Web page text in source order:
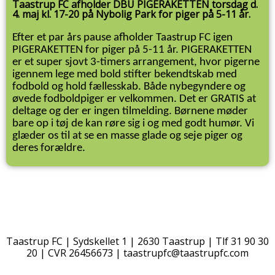
Taastrup FC afholder DBU PIGERAKETTEN torsdag d.
4. maj kl. 17-20 på Nybolig Park for piger på 5-11 år.
Efter et par års pause afholder Taastrup FC igen
PIGERAKETTEN for piger på 5-11 år. PIGERAKETTEN
er et super sjovt 3-timers arrangement, hvor pigerne
igennem lege med bold stifter bekendtskab med
fodbold og hold fællesskab. Både nybegyndere og
øvede fodboldpiger er velkommen. Det er GRATIS at
deltage og der er ingen tilmelding. Børnene møder
bare op i tøj de kan røre sig i og med godt humør. Vi
glæder os til at se en masse glade og seje piger og
deres forældre.
Taastrup FC | Sydskellet 1 | 2630 Taastrup | Tlf 31 90 30
20 | CVR 26456673 | taastrupfc@taastrupfc.com